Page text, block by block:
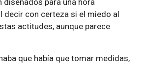
para una hora
decir con certeza si el miedo al
actitudes, aunque parece
que había que tomar medidas,